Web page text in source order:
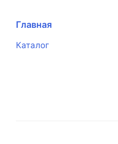
Главная
Каталог